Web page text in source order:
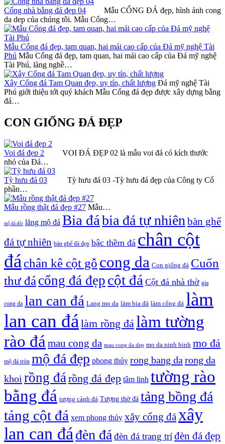
Cổng nhà bằng đá đẹp 04 Mẫu CỔNG ĐÁ đẹp, hình ảnh cong
da dep của chúng tôi. Mẫu Cổng…
Mẫu Cổng đá đẹp, tam quan, hai mái cao cấp của Đá mỹ nghệ Tài
Phú Mẫu Cổng đá đẹp, tam quan, hai mái cao cấp của Đá mỹ nghệ
Tài Phú, làng nghề…
Xây Cổng đá Tam Quan đẹp, uy tín, chất lượng Đá mỹ nghệ Tài
Phú giới thiệu tới quý khách Mẫu Cổng đá đẹp được xây dựng bằng
đá…
CON GIỐNG ĐÁ ĐẸP
Voi đá đẹp 2 VOI ĐÁ ĐẸP 02 là mẫu voi đá có kích thước
nhỏ của Đá…
Tỳ hưu đá 03 Tỳ hưu đá 03 -Tỳ hưu đá đẹp của Công ty Cổ
phần…
Mẫu rồng thật đá đẹp #27 Mẫu…
mộ đá đôi lăng mộ đá Bia đábia đá tự nhiên bàn ghế
đá tự nhiên bàn ghế đá đẹp bậc thềm đá chân cột
đá chân kê cột gỗ cong da Con giống đá Cuốn
thư đá cổng đá đẹp cột đá Cột đá nhà thờ gia
cong da lan can đá Lang mo da làm bia đá làm cổng đá làm
lan can đá làm rồng đálàm tường
rào đá mau cong da mau cong da dep mo da ninh binh mo đá
mộ đá tròn mộ đá đẹp phong thủy rong bang da rong da
khoi rồng đárồng đá đẹp tâm linh tường rào
bằng đá tượng cảnh đá Tượng thờ đá tảng bồng đá
tảng cột đá xem phong thủy xây cổng đáxây
lan can đá đèn đá đèn đá trang tríđèn đá đẹp